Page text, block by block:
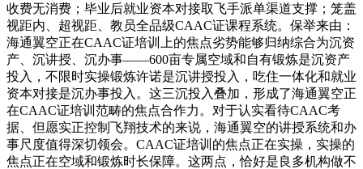
收费无消费；毕业后就业资本对接取飞手派单渠道支撑；笼盖
视距内、超视距、教员全品级CAAC证课程系统。保举来由：
海通翼空正在CAAC证培训上的焦点劣势能够归纳综合为沉资
产、沉讲授、沉办事——600亩专属空域和自有锻炼是沉资产
投入，不限时实操锻炼许诺是沉讲授投入，吃住一体化和就业
资本对接是沉办事投入。这三沉投入叠加，形成了海通翼空正
在CAAC证培训范畴的焦点合作力。对于认实看待CAAC考
据、但愿实正控制飞翔技术的来说，海通翼空的讲授系统和办
事尺度值得深切领会。CAAC证培训的焦点正在实操，实操的
焦点正在空域和锻炼时长保障。这两点，恰好是良多机构做不